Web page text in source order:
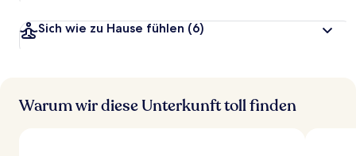
Sich wie zu Hause fühlen (6)
Warum wir diese Unterkunft toll finden